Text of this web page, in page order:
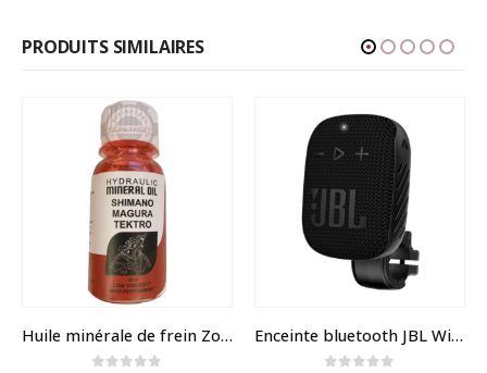
PRODUITS SIMILAIRES
Huile minérale de frein Zoom / Nutt Enceinte bluetooth JBL Wind3S avec support guidon